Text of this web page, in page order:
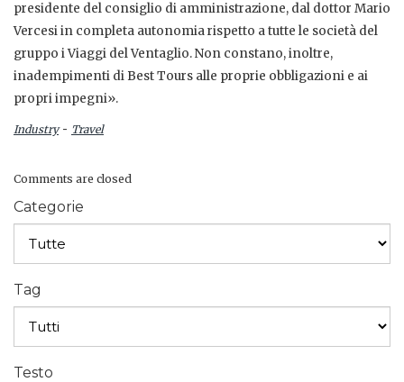
presidente del consiglio di amministrazione, dal dottor Mario
Vercesi in completa autonomia rispetto a tutte le società del
gruppo i Viaggi del Ventaglio. Non constano, inoltre,
inadempimenti di Best Tours alle proprie obbligazioni e ai
propri impegni».
Industry- Travel
Comments are closed
Categorie
Tag
Testo